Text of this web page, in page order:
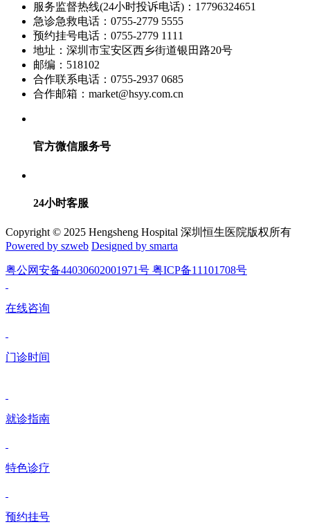
服务监督热线(24小时投诉电话)：17796324651
急诊急救电话：0755-2779 5555
预约挂号电话：0755-2779 1111
地址：深圳市宝安区西乡街道银田路20号
邮编：518102
合作联系电话：0755-2937 0685
合作邮箱：market@hsyy.com.cn
官方微信服务号
24小时客服
Copyright © 2025 Hengsheng Hospital 深圳恒生医院版权所有
Powered by szweb Designed by smarta
粤公网安备44030602001971号 粤ICP备11101708号
在线咨询
门诊时间
就诊指南
特色诊疗
预约挂号